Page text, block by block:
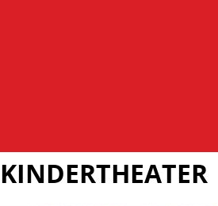
KINDERTHEATER